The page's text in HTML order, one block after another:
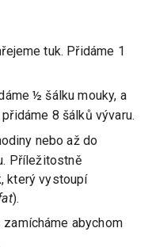
tuk. Přidáme 1
½ šálku mouky, a
8 šálků vývaru.
nebo až do
Příležitostně
který vystoupí
).
abychom